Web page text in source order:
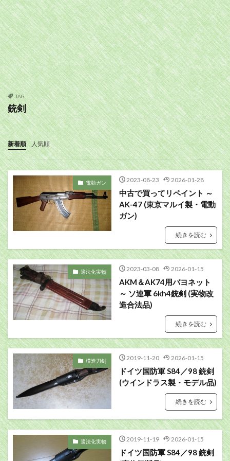
TAG
銃剣
新着順 人気順
電動ガン 2023-08-23 2026-01-28
中古で買ってリペイント ～
AK-47 (東京マルイ製・電動
ガン)
続きを読む
適法化実物 2023-03-08 2026-01-15
AKM＆AK74用バヨネット
～ ソ連軍 6kh4銃剣 (実物改
造合法品)
続きを読む
模造刀剣 2019-11-20 2026-01-15
ドイツ国防軍 S84／98 銃剣
(ウインドラス製・モデル品)
続きを読む
適法化実物 2019-11-19 2026-01-15
ドイツ国防軍 S84／98 銃剣